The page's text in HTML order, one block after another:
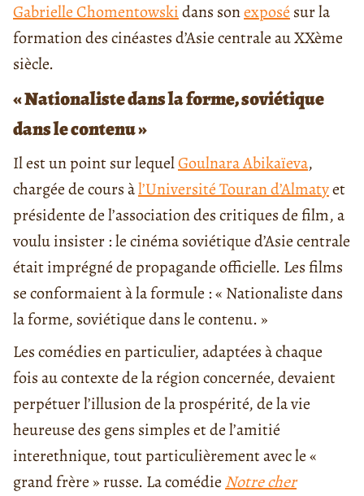
Gabrielle Chomentowskidans sonexposésur la
formation des cinéastes d’Asie centrale au XXème
siècle.
« Nationaliste dans la forme, soviétique
dans le contenu »
Il est un point sur lequelGoulnara Abikaïeva,
chargée de cours àl’Université Touran d’Almatyet
présidente de l’association des critiques de film, a
voulu insister : le cinéma soviétique d’Asie centrale
était imprégné de propagande officielle. Les films
se conformaient à la formule : « Nationaliste dans
la forme, soviétique dans le contenu. »
Les comédies en particulier, adaptées à chaque
fois au contexte de la région concernée, devaient
perpétuer l’illusion de la prospérité, de la vie
heureuse des gens simples et de l’amitié
interethnique, tout particulièrement avec le «
grand frère » russe. La comédieNotre cher